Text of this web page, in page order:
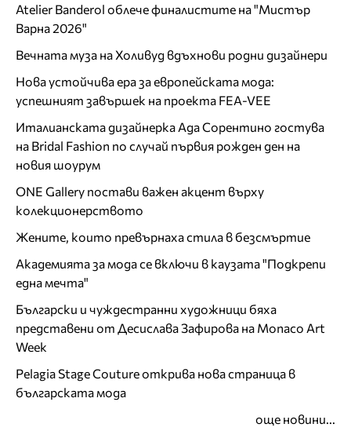
Atelier Banderol облече финалистите на "Мистър
Варна 2026"
Вечната муза на Холивуд вдъхнови родни дизайнери
Нова устойчива ера за европейската мода:
успешният завършек на проекта FEA-VEE
Италианската дизайнерка Ада Сорентино гостува
на Bridal Fashion по случай първия рожден ден на
новия шоурум
ONE Gallery постави важен акцент върху
колекционерството
Жените, които превърнаха стила в безсмъртие
Академията за мода се включи в каузата "Подкрепи
една мечта"
Български и чуждестранни художници бяха
представени от Десислава Зафирова на Monaco Art
Week
Pelagia Stage Couture открива нова страница в
българската мода
още новини...